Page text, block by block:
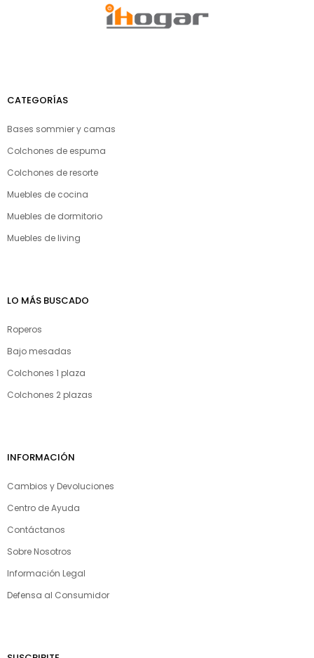
CATEGORÍAS
Bases sommier y camas
Colchones de espuma
Colchones de resorte
Muebles de cocina
Muebles de dormitorio
Muebles de living
LO MÁS BUSCADO
Roperos
Bajo mesadas
Colchones 1 plaza
Colchones 2 plazas
INFORMACIÓN
Cambios y Devoluciones
Centro de Ayuda
Contáctanos
Sobre Nosotros
Información Legal
Defensa al Consumidor